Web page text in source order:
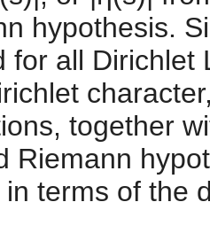
hypothesis.
for all Dirichlet
together
Riemann
terms of the